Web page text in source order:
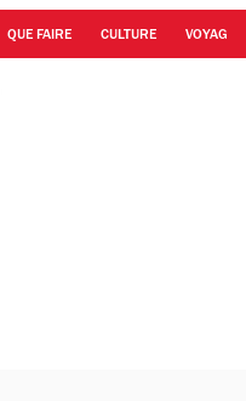
QUE FAIRE CULTURE VOYAGE